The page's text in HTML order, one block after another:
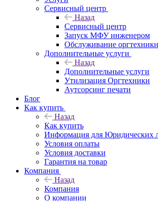
Сервисный центр
Назад
Сервисный центр
Запуск МФУ инженером
Обслуживание оргтехники
Дополнительные услуги
Назад
Дополнительные услуги
Утилизация Оргтехники
Аутсорсинг печати
Блог
Как купить
Назад
Как купить
Информация для Юридических
Условия оплаты
Условия доставки
Гарантия на товар
Компания
Назад
Компания
О компании